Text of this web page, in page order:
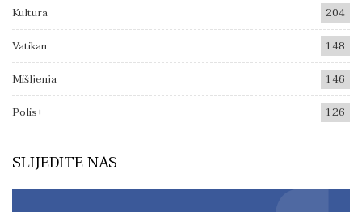
Kultura
204
Vatikan
148
Mišljenja
146
Polis+
126
SLIJEDITE NAS